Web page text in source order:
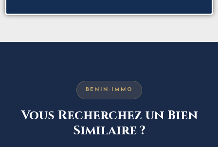
BENIN-IMMO
Vous Recherchez un Bien
Similaire ?